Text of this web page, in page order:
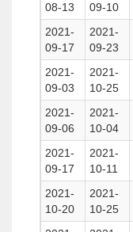
08-13
09-10
2021-
09-17
2021-
09-23
2021-
09-03
2021-
10-25
2021-
09-06
2021-
10-04
2021-
09-17
2021-
10-11
2021-
10-20
2021-
10-25